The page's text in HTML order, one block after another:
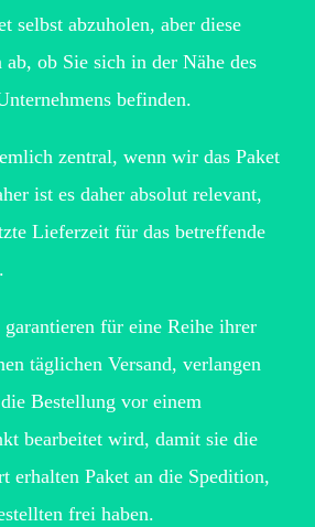
selbst abzuholen, aber diese
ob Sie sich in der Nähe des
befinden.
zentral, wenn wir das Paket
ist es daher absolut relevant,
Lieferzeit für das betreffende
für eine Reihe ihrer
täglichen Versand, verlangen
Bestellung vor einem
bearbeitet wird, damit sie die
erhalten Paket an die Spedition,
frei haben.